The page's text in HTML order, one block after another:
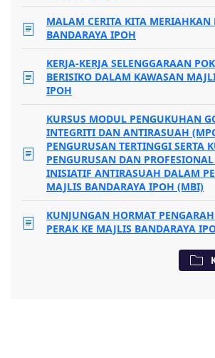
MALAM CERITA KITA MERIAHKAN
BANDARAYA IPOH
KERJA-KERJA SELENGGARAAN
BERISIKO DALAM KAWASAN
IPOH
KURSUS MODUL PENGUKUHAN
INTEGRITI DAN ANTIRASUAH
PENGURUSAN TERTINGGI SERTA
PENGURUSAN DAN
INISIATIF ANTIRASUAH DALAM
MAJLIS BANDARAYA IPOH (MBI)
KUNJUNGAN HORMAT
PERAK KE MAJLIS BANDARAYA